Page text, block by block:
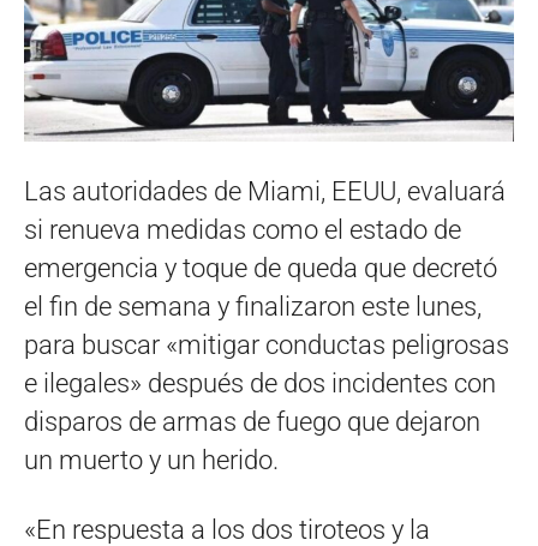
Las autoridades de Miami, EEUU, evaluará
si renueva medidas como el estado de
emergencia y toque de queda que decretó
el fin de semana y finalizaron este lunes,
para buscar «mitigar conductas peligrosas
e ilegales» después de dos incidentes con
disparos de armas de fuego que dejaron
un muerto y un herido.
«En respuesta a los dos tiroteos y la